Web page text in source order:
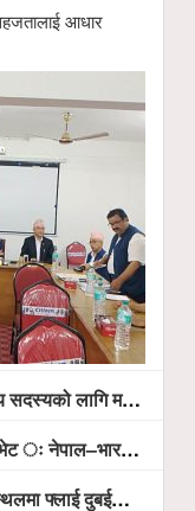
आधार
लागि मतदान सम्पन्न,
उचाइमा पु¥याउने साझा प्रतिबद्धता
निरीक्षणपछि दैनिक उडानको ढोका खुल्दै